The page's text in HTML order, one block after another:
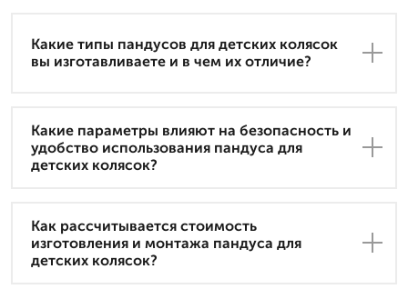
Какие типы пандусов для детских колясок
вы изготавливаете и в чем их отличие?
Какие параметры влияют на безопасность и
удобство использования пандуса для
детских колясок?
Как рассчитывается стоимость
изготовления и монтажа пандуса для
детских колясок?